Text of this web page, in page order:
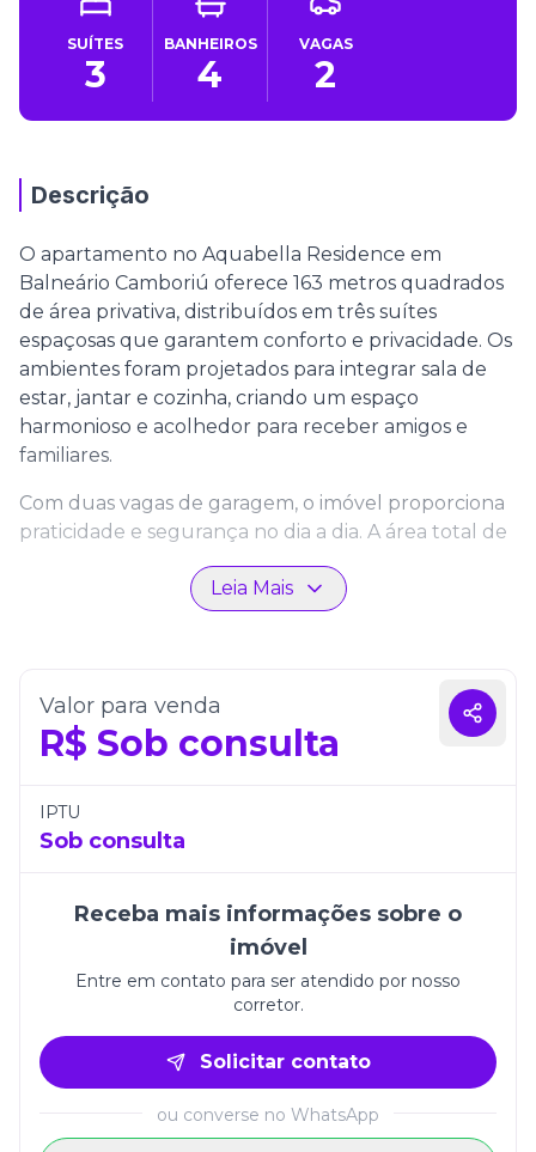
SUÍTES
3
BANHEIROS
4
VAGAS
2
Descrição
O apartamento no Aquabella Residence em
Balneário Camboriú oferece 163 metros quadrados
de área privativa, distribuídos em três suítes
espaçosas que garantem conforto e privacidade. Os
ambientes foram projetados para integrar sala de
estar, jantar e cozinha, criando um espaço
harmonioso e acolhedor para receber amigos e
familiares.
Com duas vagas de garagem, o imóvel proporciona
praticidade e segurança no dia a dia. A área total de
277 metros quadrados valoriza ainda mais a
sensação de amplitude, destacando acabamentos
de alta qualidade e detalhes que tornam cada
Localizado em uma das áreas mais desejadas da
cidade, o Aquabella Residence oferece fácil acesso à
praia, ao comércio e aos serviços da região. É a opção
sofisticação e aproveitar tudo o que Balneário
Camboriú tem de melhor.
Aquabella Residence
(Os valores estão sujeitos à alteração sem aviso
Leia Mais
Valor para venda
R$ Sob consulta
IPTU
Sob consulta
Receba mais informações sobre o
imóvel
Entre em contato para ser atendido por nosso
corretor.
Solicitar contato
ou converse no WhatsApp